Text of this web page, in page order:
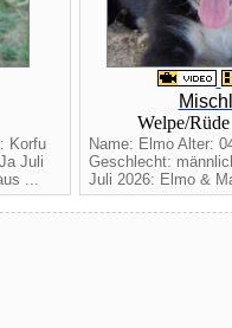
Korfu
Juli
...
Welpe/
Name: Elmo Alter:
Geschlecht:
Juli 2026: Elmo &